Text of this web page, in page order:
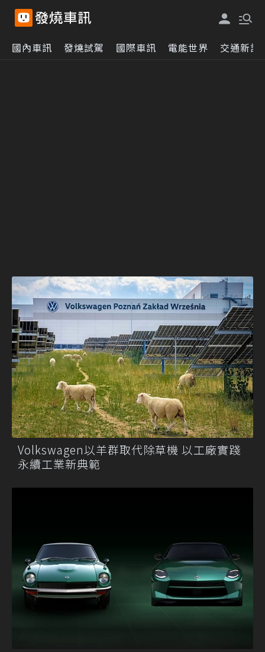
國內車訊 發燒試駕 國際車訊 電能世界 交通新訊
Volkswagen以羊群取代除草機 以
工廠實踐永續工業新典範
Volkswagen以羊群取代除草機 以工廠實踐
永續工業新典範